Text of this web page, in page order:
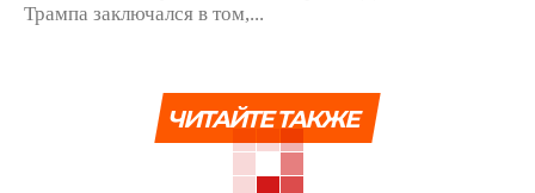
Трампа заключался в том,...
ЧИТАЙТЕ ТАКЖЕ